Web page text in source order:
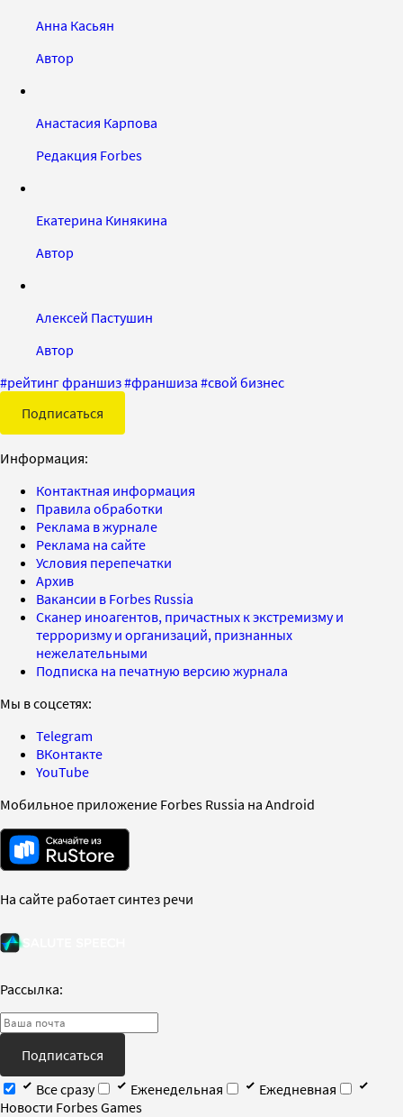
Анна Касьян
Автор
Анастасия Карпова
Редакция Forbes
Екатерина Кинякина
Автор
Алексей Пастушин
Автор
#рейтинг франшиз#франшиза #свой бизнес
Подписаться
Информация:
Контактная информация
Правила обработки
Реклама в журнале
Реклама на сайте
Условия перепечатки
Архив
Вакансии в Forbes Russia
Сканер иноагентов, причастных к экстремизму и
терроризму и организаций, признанных
нежелательными
Подписка на печатную версию журнала
Мы в соцсетях:
Telegram
ВКонтакте
YouTube
Мобильное приложение Forbes Russia на Android
На сайте работает синтез речи
Рассылка:
Подписаться
Все сразу
Еженедельная
Ежедневная
Новости Forbes Games